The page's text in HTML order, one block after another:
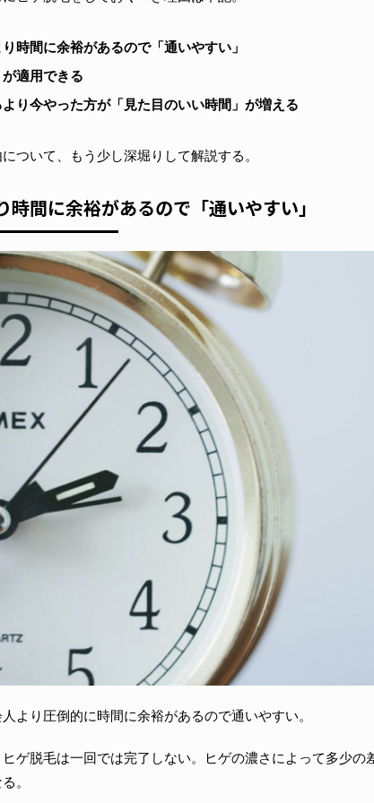
時間に余裕があるので「通いやすい」
が適用できる
り今やった方が「見た目のいい時間」が増える
ついて、もう少し深堀りして解説する。
時間に余裕があるので「通いやすい」
より圧倒的に時間に余裕があるので通いやすい。
ゲ脱毛は一回では完了しない。ヒゲの濃さによって多少の
。